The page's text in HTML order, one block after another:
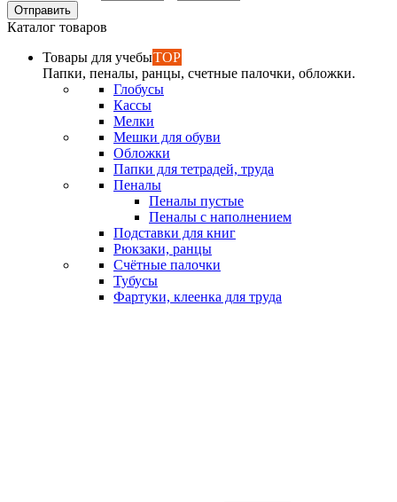
Отправить
Каталог товаров
Товары для учебыTOP
Папки, пеналы, ранцы, счетные палочки, обложки.
Глобусы
Кассы
Мелки
Мешки для обуви
Обложки
Папки для тетрадей, труда
Пеналы
Пеналы пустые
Пеналы с наполнением
Подставки для книг
Рюкзаки, ранцы
Счётные палочки
Тубусы
Фартуки, клеенка для труда